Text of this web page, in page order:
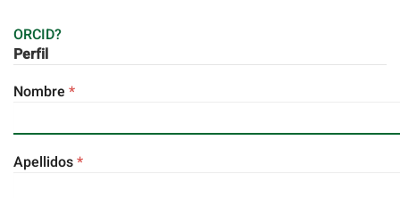
ORCID?
Perfil
Nombre *Obligatorio
Apellidos*Obligatorio